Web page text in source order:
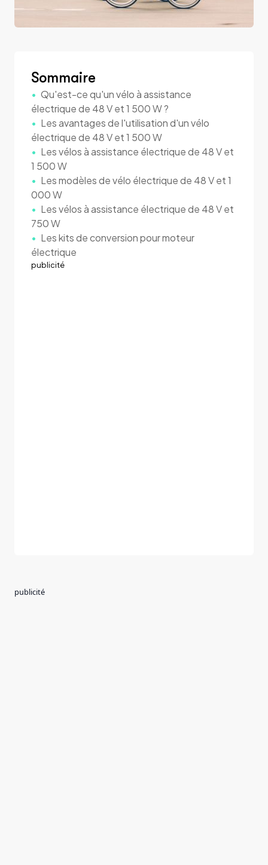
Sommaire
Qu'est-ce qu'un vélo à assistance
électrique de 48 V et 1 500 W ?
Les avantages de l'utilisation d'un vélo
électrique de 48 V et 1 500 W
Les vélos à assistance électrique de 48 V et
1 500 W
Les modèles de vélo électrique de 48 V et 1
000 W
Les vélos à assistance électrique de 48 V et
750 W
Les kits de conversion pour moteur
électrique
publicité
publicité